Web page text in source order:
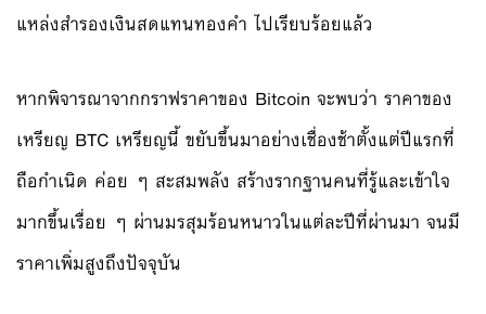
แหล่งสำรองเงินสดแทนทองคำ ไปเรียบร้อยแล้ว
หากพิจารณาจากกราฟราคาของ Bitcoin จะพบว่า ราคาของ
เหรียญ BTC เหรียญนี้ ขยับขึ้นมาอย่างเชื่องช้าตั้งแต่ปีแรกที่
ถือกำเนิด ค่อย ๆ สะสมพลัง สร้างรากฐานคนที่รู้และเข้าใจ
มากขึ้นเรื่อย ๆ ผ่านมรสุมร้อนหนาวในแต่ละปีที่ผ่านมา จนมี
ราคาเพิ่มสูงถึงปัจจุบัน